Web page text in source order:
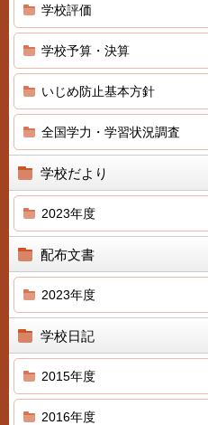
学校評価
学校予算・決算
いじめ防止基本方針
全国学力・学習状況調査
学校だより
2023年度
配布文書
2023年度
学校日記
2015年度
2016年度